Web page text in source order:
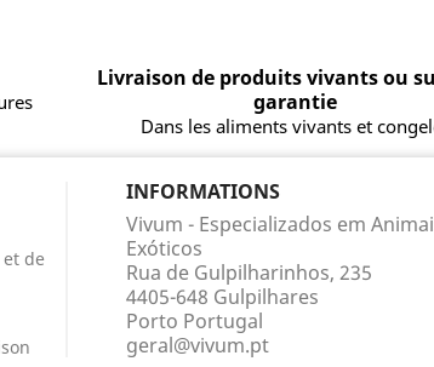
Livraison de produits vivants ou
garantie
Dans les aliments vivants et
de
INFORMATIONS
Vivum - Especializados em
Exóticos
Rua de Gulpilharinhos, 235
4405-648 Gulpilhares
Porto Portugal
geral@vivum.pt